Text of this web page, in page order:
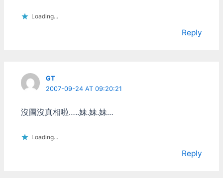
Loading...
Reply
GT
2007-09-24 AT 09:20:21
沒圖沒真相啦…..妹.妹.妹…
Loading...
Reply